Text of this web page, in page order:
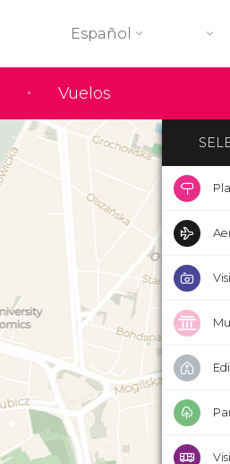
Vuelos
Español